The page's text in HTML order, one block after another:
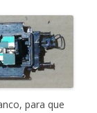
para que